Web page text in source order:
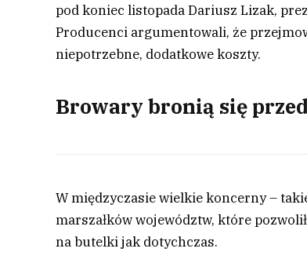
pod koniec listopada Dariusz Lizak,
Producenci argumentowali, że
niepotrzebne, dodatkowe koszty.
Browary bronią się
W międzyczasie wielkie koncerny –
marszałków województw, które
na butelki jak dotychczas.